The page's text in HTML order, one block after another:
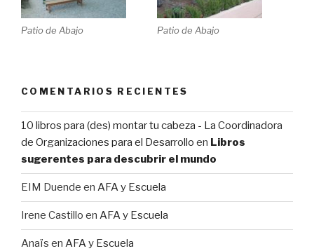
Patio de Abajo Patio de Abajo
COMENTARIOS RECIENTES
10 libros para (des) montar tu cabeza - La Coordinadora
de Organizaciones para el Desarrollo en Libros
sugerentes para descubrir el mundo
EIM Duende en AFA y Escuela
Irene Castillo en AFA y Escuela
Anaïs en AFA y Escuela